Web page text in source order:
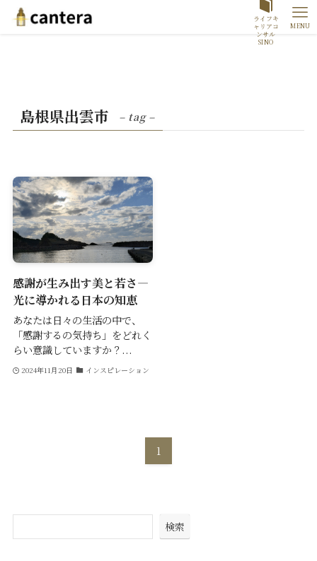
ライフキ
ャリアコ
ンサル
SINO
MENU
島根県出雲市 – tag –
感謝が生み出す美と若さ―
光に導かれる日本の知恵
あなたは日々の生活の中で、
「感謝するの気持ち」をどれく
らい意識していますか？...
2024年11月20日 インスピレーション
1
検索